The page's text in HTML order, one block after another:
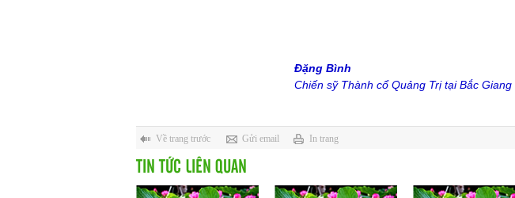
Đặng Bình
Chiến sỹ Thành cổ Quảng Trị tại Bắc Giang
Về trang trước Gửi email In trang
TIN TỨC LIÊN QUAN